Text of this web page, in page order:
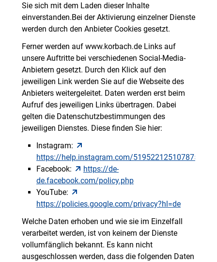
Sie sich mit dem Laden dieser Inhalte
einverstanden.Bei der Aktivierung einzelner Dienste
werden durch den Anbieter Cookies gesetzt.
Ferner werden auf www.korbach.de Links auf
unsere Auftritte bei verschiedenen Social-Media-
Anbietern gesetzt. Durch den Klick auf den
jeweiligen Link werden Sie auf die Webseite des
Anbieters weitergeleitet. Daten werden erst beim
Aufruf des jeweiligen Links übertragen. Dabei
gelten die Datenschutzbestimmungen des
jeweiligen Dienstes. Diese finden Sie hier:
Instagram:
https://help.instagram.com/519522125107875
Facebook:
https://de-
de.facebook.com/policy.php
YouTube:
https://policies.google.com/privacy?hl=de
Welche Daten erhoben und wie sie im Einzelfall
verarbeitet werden, ist von keinem der Dienste
vollumfänglich bekannt. Es kann nicht
ausgeschlossen werden, dass die folgenden Daten